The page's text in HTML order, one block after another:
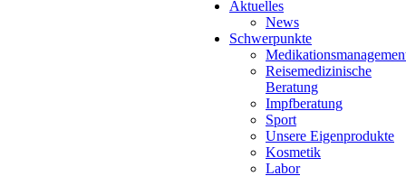
Aktuelles
News
Schwerpunkte
Reisemedizinische
Beratung
Impfberatung
Sport
Unsere Eigenprodukte
Kosmetik
Labor